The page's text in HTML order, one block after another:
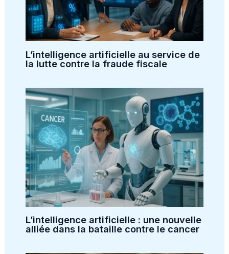
L’intelligence artificielle au service de
la lutte contre la fraude fiscale
L’intelligence artificielle : une nouvelle
alliée dans la bataille contre le cancer